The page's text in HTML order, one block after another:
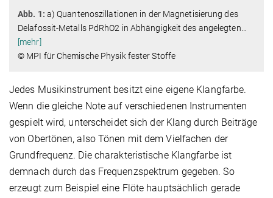
Abb. 1: a) Quantenoszillationen in der Magnetisierung des
Delafossit-Metalls PdRhO2 in Abhängigkeit des angelegten…
[mehr]
© MPI für Chemische Physik fester Stoffe
Jedes Musikinstrument besitzt eine eigene Klangfarbe.
Wenn die gleiche Note auf verschiedenen Instrumenten
gespielt wird, unterscheidet sich der Klang durch Beiträge
von Obertönen, also Tönen mit dem Vielfachen der
Grundfrequenz. Die charakteristische Klangfarbe ist
demnach durch das Frequenzspektrum gegeben. So
erzeugt zum Beispiel eine Flöte hauptsächlich gerade